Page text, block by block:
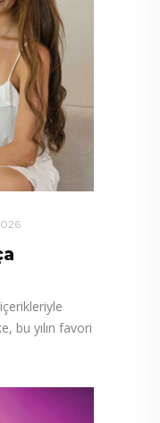
bu yılın favori